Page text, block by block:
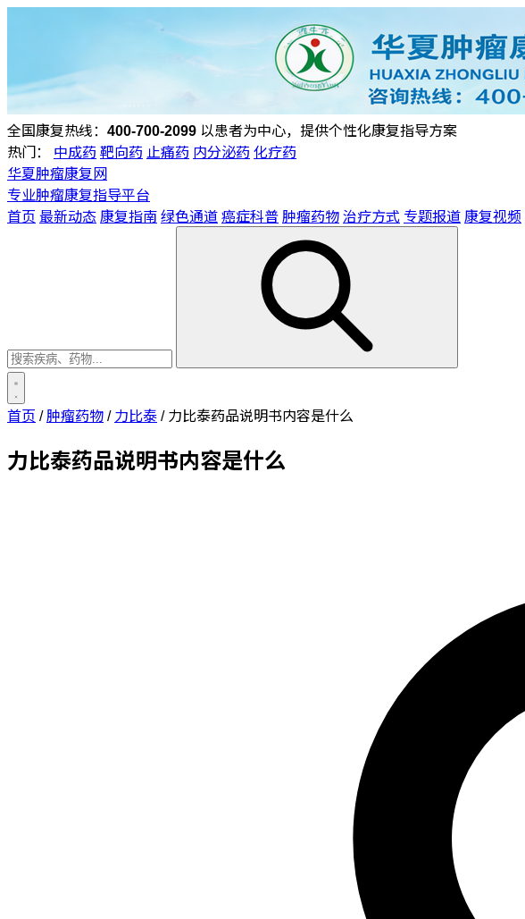
全国康复热线： 400-700-2099 以患者为中心，提供个性化康复指导方案
热门：
中成药 靶向药 止痛药 内分泌药 化疗药
华夏肿瘤康复网
专业肿瘤康复指导平台
首页 最新动态康复指南绿色通道癌症科普肿瘤药物治疗方式 专题报道康复视频
首页 /肿瘤药物/ 力比泰/ 力比泰药品说明书内容是什么
力比泰药品说明书内容是什么